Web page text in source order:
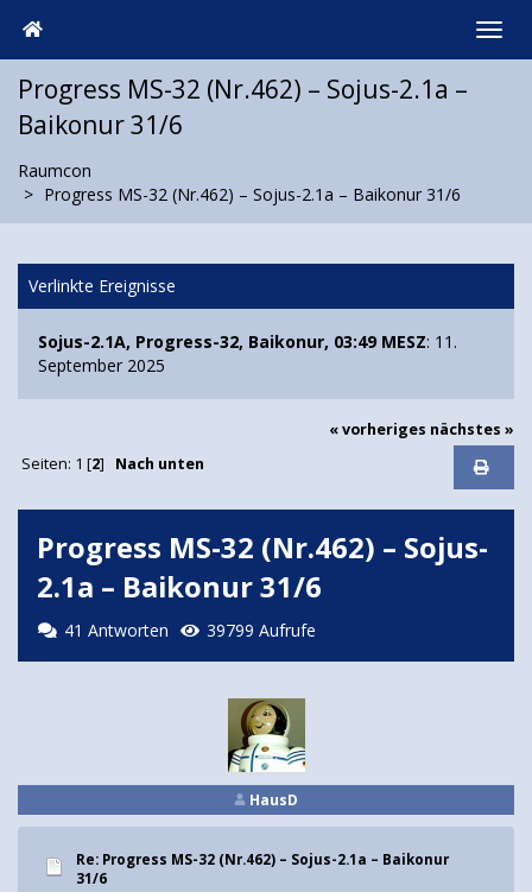
Progress MS-32 (Nr.462) – Sojus-2.1а –
Baikonur 31/6
Raumcon
Progress MS-32 (Nr.462) – Sojus-2.1а – Baikonur 31/6
Verlinkte Ereignisse
Sojus-2.1A, Progress-32, Baikonur, 03:49 MESZ: 11.
September 2025
« vorheriges nächstes »
Seiten: 1 [2] Nach unten
Progress MS-32 (Nr.462) – Sojus-
2.1а – Baikonur 31/6
41 Antworten 39799 Aufrufe
HausD
Re: Progress MS-32 (Nr.462) – Sojus-2.1а – Baikonur
31/6